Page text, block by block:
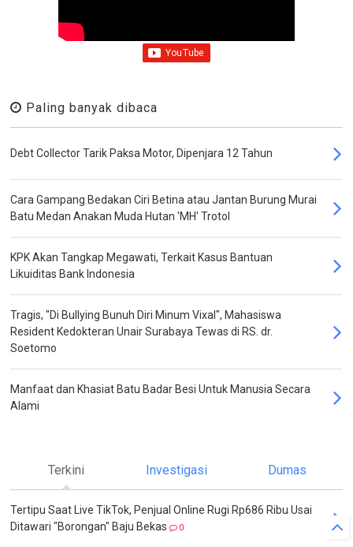
Paling banyak dibaca
Debt Collector Tarik Paksa Motor, Dipenjara 12 Tahun
Cara Gampang Bedakan Ciri Betina atau Jantan Burung Murai
Batu Medan Anakan Muda Hutan 'MH' Trotol
KPK Akan Tangkap Megawati, Terkait Kasus Bantuan
Likuiditas Bank Indonesia
Tragis, "Di Bullying Bunuh Diri Minum Vixal", Mahasiswa
Resident Kedokteran Unair Surabaya Tewas di RS. dr.
Soetomo
Manfaat dan Khasiat Batu Badar Besi Untuk Manusia Secara
Alami
Terkini Investigasi Dumas
Tertipu Saat Live TikTok, Penjual Online Rugi Rp686 Ribu Usai
Ditawari "Borongan" Baju Bekas
0